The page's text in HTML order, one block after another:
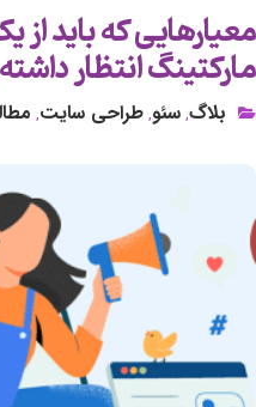
معیارهایی که باید
مارکتینگ انتظار
بلاگ,سئو,طراحی سایت,